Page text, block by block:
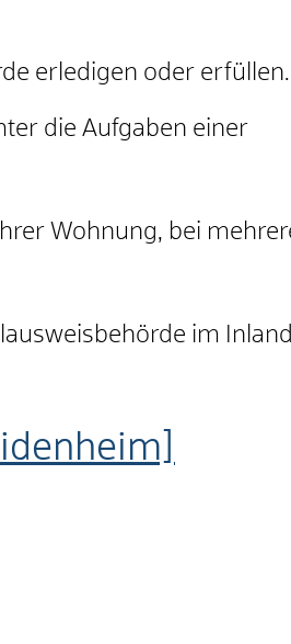
erledigen oder erfüllen.
die Aufgaben einer
Wohnung, bei
im Inland